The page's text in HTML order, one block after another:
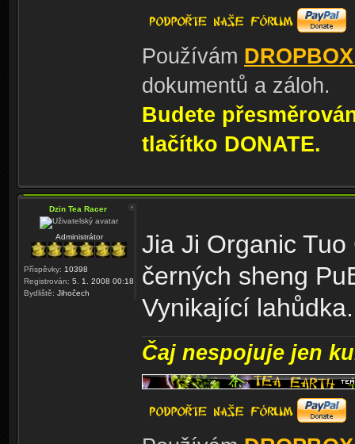
Používám
dokumentů a záloh.
Budete
tlačítko DONATE.
Dzin Tea Racer
Administrátor
Příspěvky: 10398
Registrován: 5. 1. 2008 00:18
Bydliště: Jihočech
Jia Ji Organic
černých sheng
Vynikající
Čaj nespojuje jen